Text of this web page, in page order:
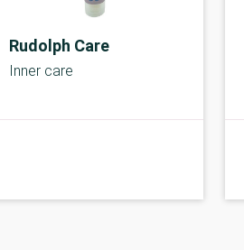
Rudolph Care
Inner care